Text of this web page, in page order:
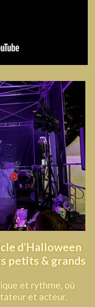
d’Halloween
petits & grands
et rythme, où
et acteur.